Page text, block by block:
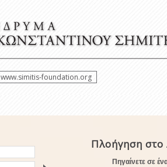
www.simitis-foundation.org
Πλοήγηση
Πηγαίνετε σε